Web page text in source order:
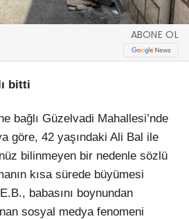
ABONE OL
bitti
bağlı Güzelvadi Mahallesi’nde
göre, 42 yaşındaki Ali Bal ile
bilinmeyen bir nedenle sözlü
kısa sürede büyümesi
babasını boynundan
sosyal medya fenomeni